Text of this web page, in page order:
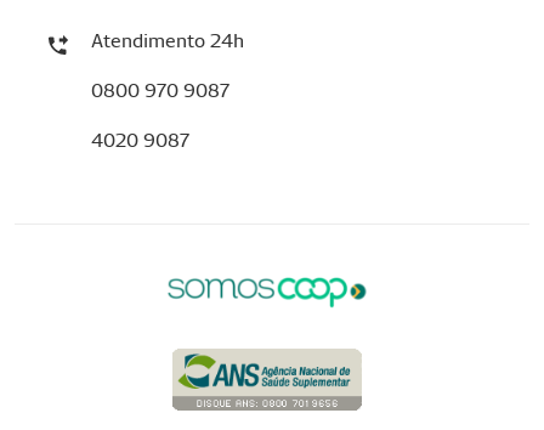
Atendimento 24h
0800 970 9087
4020 9087